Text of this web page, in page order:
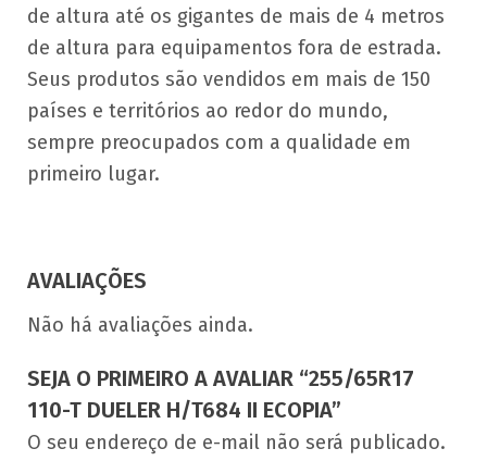
de altura até os gigantes de mais de 4 metros
de altura para equipamentos fora de estrada.
Seus produtos são vendidos em mais de 150
países e territórios ao redor do mundo,
sempre preocupados com a qualidade em
primeiro lugar.
AVALIAÇÕES
Não há avaliações ainda.
SEJA O PRIMEIRO A AVALIAR “255/65R17
110-T DUELER H/T684 II ECOPIA”
O seu endereço de e-mail não será publicado.